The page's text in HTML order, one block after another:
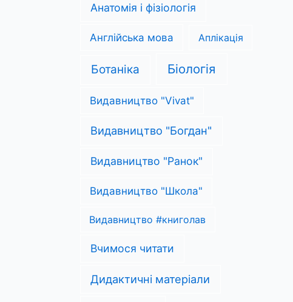
Анатомія і фізіологія
Англійська мова Аплікація
Ботаніка Біологія
Видавництво "Vivat"
Видавництво "Богдан"
Видавництво "Ранок"
Видавництво "Школа"
Видавництво #книголав
Вчимося читати
Дидактичні матеріали